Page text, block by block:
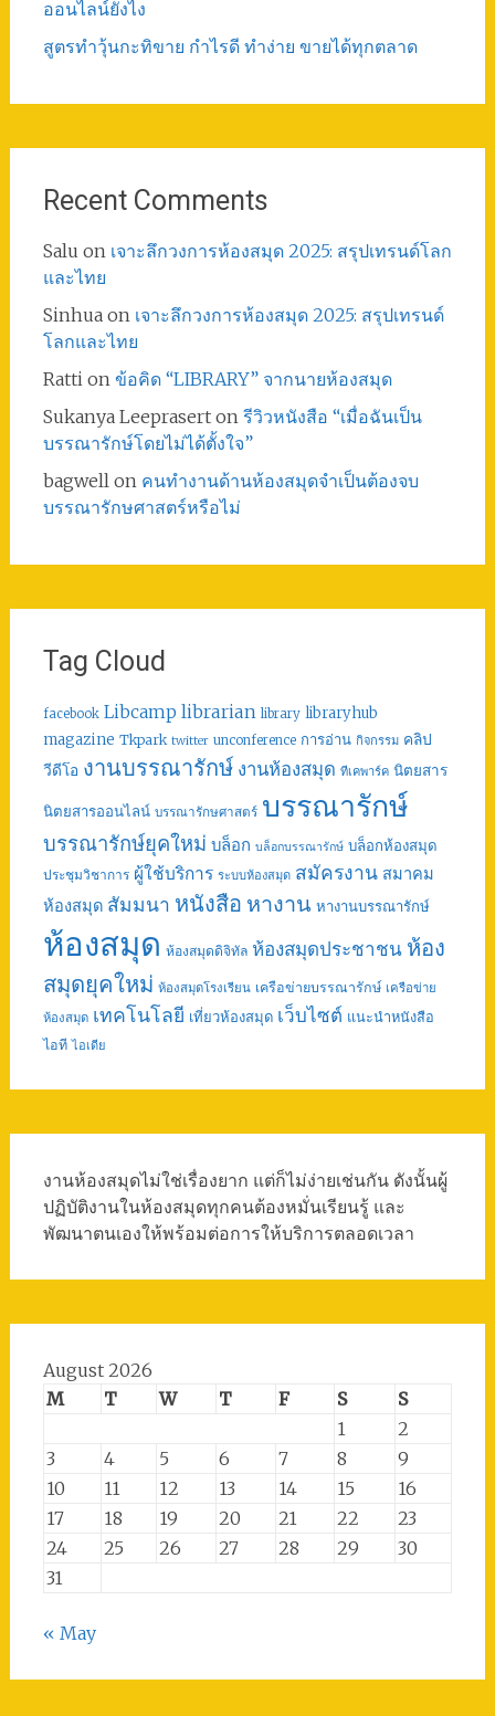
ออนไลน์ยังไง
สูตรทําวุ้นกะทิขาย กำไรดี ทำง่าย ขายได้ทุกตลาด
Recent Comments
Salu on เจาะลึกวงการห้องสมุด 2025: สรุปเทรนด์โลก
และไทย
Sinhuaon เจาะลึกวงการห้องสมุด 2025: สรุปเทรนด์
โลกและไทย
Rattion ข้อคิด “LIBRARY” จากนายห้องสมุด
Sukanya Leepraserton รีวิวหนังสือ “เมื่อฉันเป็น
บรรณารักษ์โดยไม่ได้ตั้งใจ”
bagwellon คนทำงานด้านห้องสมุดจำเป็นต้องจบ
บรรณารักษศาสตร์หรือไม่
Tag Cloud
facebook Libcamp librarian library libraryhub
magazine Tkpark twitter unconference การอ่าน กิจกรรม คลิป
วีดีโอ งานบรรณารักษ์ งานห้องสมุด ทีเคพาร์ค นิตยสาร
นิตยสารออนไลน์ บรรณารักษศาสตร์ บรรณารักษ์
บรรณารักษ์ยุคใหม่ บล็อก บล็อกบรรณารักษ์ บล็อกห้องสมุด
ประชุมวิชาการ ผู้ใช้บริการ ระบบห้องสมุด สมัครงาน สมาคม
ห้องสมุด สัมมนา หนังสือ หางาน หางานบรรณารักษ์
ห้องสมุด ห้องสมุดดิจิทัล ห้องสมุดประชาชน ห้อง
สมุดยุคใหม่ ห้องสมุดโรงเรียน เครือข่ายบรรณารักษ์ เครือข่าย
ห้องสมุด เทคโนโลยี เที่ยวห้องสมุด เว็บไซต์ แนะนำหนังสือ
ไอที ไอเดีย
งานห้องสมุดไม่ใช่เรื่องยาก แต่ก็ไม่ง่ายเช่นกัน ดังนั้นผู้
ปฏิบัติงานในห้องสมุดทุกคนต้องหมั่นเรียนรู้ และ
พัฒนาตนเองให้พร้อมต่อการให้บริการตลอดเวลา
August 2026
M
T W T F S
S
1
2
3
4 5 6 7 8
9
10
11 12 13 14 15
16
17
18 19 20 21 22
23
24
25 26 27 28 29
30
31
« May